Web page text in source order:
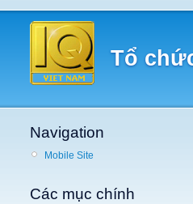
Tổ
Navigation
Mobile Site
Các mục chính